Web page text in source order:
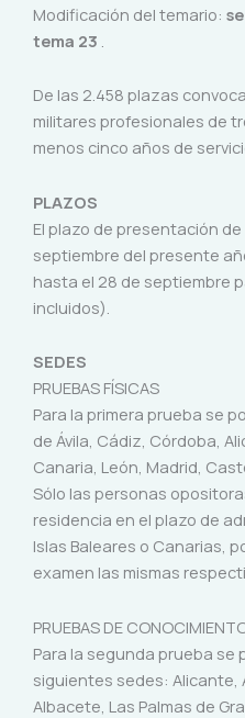
Modificación del temario:
tema 23
De las 2.458 plazas
militares profesionales de
menos cinco años de
PLAZOS
El plazo de presentación
septiembre del presente
hasta el 28 de septiembre
incluidos).
SEDES
PRUEBAS FÍSICAS
Para la primera prueba se
de Ávila, Cádiz, Córdoba,
Canaria, León, Madrid,
Sólo las personas
residencia en el plazo de
Islas Baleares o Canarias,
examen las mismas
PRUEBAS DE
Para la segunda prueba se
siguientes sedes: Alicante,
Albacete, Las Palmas de